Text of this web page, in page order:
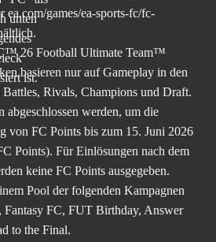
ea.com/games/ea-sports-fc/fc-
26 Football Ultimate Team™
basieren nur auf Gameplay in den
Rivals, Champions und Draft.
abgeschlossen werden, um die
von FC Points bis zum 15. Juni 2026
Points). Für Einlösungen nach dem
keine FC Points ausgegeben.
Pool der folgenden Kampagnen
FC, FUT Birthday, Answer
to the Final.